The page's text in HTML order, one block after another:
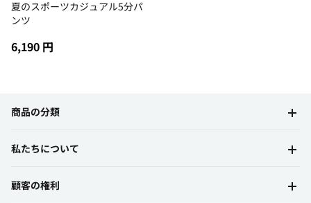
夏のスポーツカジュアル5分パ
ンツ
6,190 円
商品の分類
私たちについて
顧客の権利